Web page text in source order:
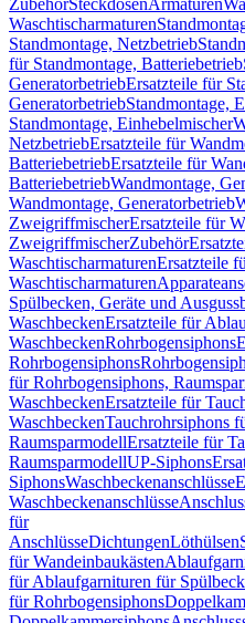
ZubehörSteckdosenArmaturen
Waschtischarmaturen
Standmontage, Netzbetrieb
für Standmontage, Batteriebetrieb
GeneratorbetriebErsatzteile für
GeneratorbetriebStandmontage,
Standmontage, Einhebelmischer
NetzbetriebErsatzteile für
BatteriebetriebErsatzteile für
BatteriebetriebWandmontage,
Wandmontage, Generatorbetrieb
ZweigriffmischerErsatzteile für
ZweigriffmischerZubehör
WaschtischarmaturenErsatzteile
Waschtischarmaturen
Spülbecken, Geräte und
WaschbeckenErsatzteile für
WaschbeckenRohrbogensiphons
Rohrbogensiphons
für Rohrbogensiphons,
WaschbeckenErsatzteile für
WaschbeckenTauchrohrsiphons
RaumsparmodellErsatzteile für
RaumsparmodellUP-Siphons
SiphonsWaschbeckenanschlüsse
Waschbeckenanschlüsse
für
AnschlüsseDichtungenLöthülsen
für Wandeinbaukästen
für Ablaufgarnituren für
für Rohrbogensiphons